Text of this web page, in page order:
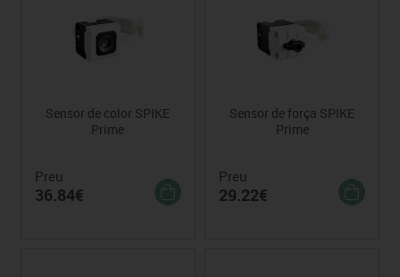
Sensor de color SPIKE
Prime
Preu
36.84€
Sensor de força SPIKE
Prime
Preu
29.22€